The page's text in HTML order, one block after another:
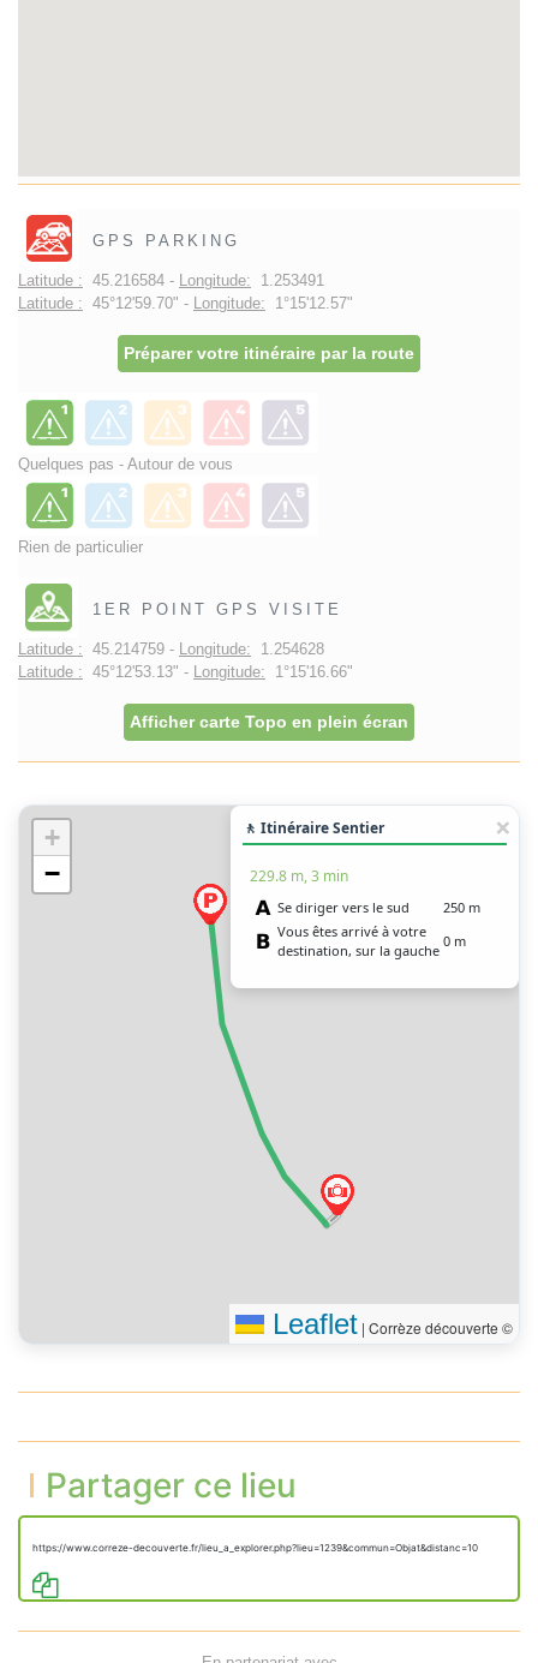
GPS PARKING
Latitude : 45.216584 - Longitude: 1.253491
Latitude : 45°12'59.70" - Longitude: 1°15'12.57"
Préparer votre itinéraire par la route
Quelques pas - Autour de vous
Rien de particulier
1ER POINT GPS VISITE
Latitude : 45.214759 - Longitude: 1.254628
Latitude : 45°12'53.13" - Longitude: 1°15'16.66"
Afficher carte Topo en plein écran
+
−
🚶 Itinéraire Sentier
229.8 m, 3 min
Se diriger vers le sud
250 m
Vous êtes arrivé à votre
destination, sur la gauche
0 m
Leaflet | Corrèze découverte ©
Partager ce lieu
https://www.correze-decouverte.fr/lieu_a_explorer.php?lieu=1239&commun=Objat&distanc=10